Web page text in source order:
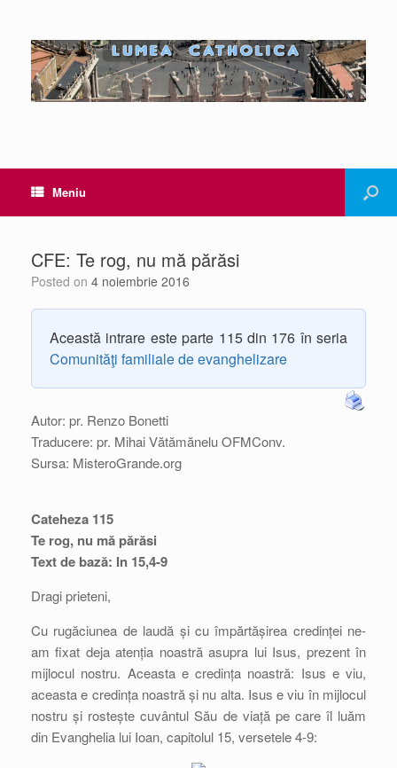
Meniu
CFE: Te rog, nu mă părăsi
Posted on 4 noiembrie 2016
Această intrare este parte 115 din 176 în seria
Comunităţi familiale de evanghelizare
Autor: pr. Renzo Bonetti
Traducere: pr. Mihai Vătămănelu OFMConv.
Sursa: MisteroGrande.org
Cateheza 115
Te rog, nu mă părăsi
Text de bază: In 15,4-9
Dragi prieteni,
Cu rugăciunea de laudă și cu împărtășirea credinței ne-
am fixat deja atenția noastră asupra lui Isus, prezent în
mijlocul nostru. Aceasta e credința noastră: Isus e viu,
aceasta e credința noastră și nu alta. Isus e viu în mijlocul
nostru și rostește cuvântul Său de viață pe care îl luăm
din Evanghelia lui Ioan, capitolul 15, versetele 4-9: